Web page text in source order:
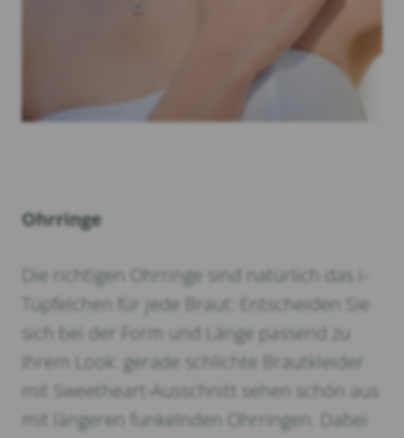
Ohrringe
Die richtigen Ohrringe sind natürlich das i-
Tüpfelchen für jede Braut: Entscheiden Sie
sich bei der Form und Länge passend zu
Ihrem Look: gerade schlichte Brautkleider
mit Sweetheart-Ausschnitt sehen schön aus
mit längeren funkelnden Ohrringen. Dabei